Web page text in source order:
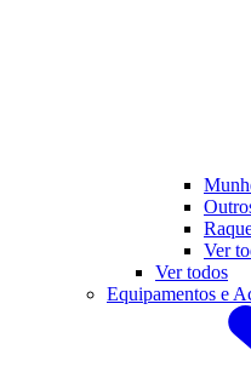
Ver
Ver todos
Equipamentos e